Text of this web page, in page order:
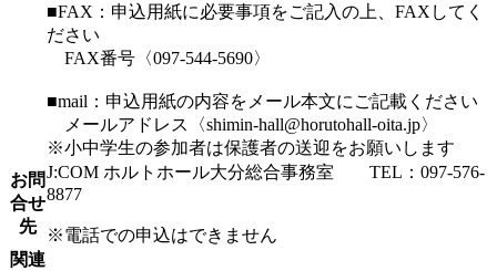
■FAX：申込用紙に必要事項をご記入の上、FAXしてく
ださい
FAX番号〈097-544-5690〉
■mail：申込用紙の内容をメール本文にご記載ください
メールアドレス〈shimin-hall@horutohall-oita.jp〉
※小中学生の参加者は保護者の送迎をお願いします
お問
合せ
先
J:COM ホルトホール大分総合事務室 TEL：097-576-
8877
※電話での申込はできません
関連